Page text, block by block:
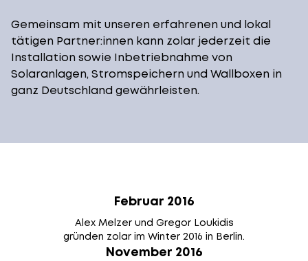
Gemeinsam mit unseren erfahrenen und lokal
tätigen Partner:innen kann zolar jederzeit die
Installation sowie Inbetriebnahme von
Solaranlagen, Stromspeichern und Wallboxen in
ganz Deutschland gewährleisten.
Februar 2016
Alex Melzer und Gregor Loukidis
gründen zolar im Winter 2016 in Berlin.
November 2016